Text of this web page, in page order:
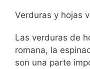
Verduras y hojas
Las verduras de
romana, la
son una parte